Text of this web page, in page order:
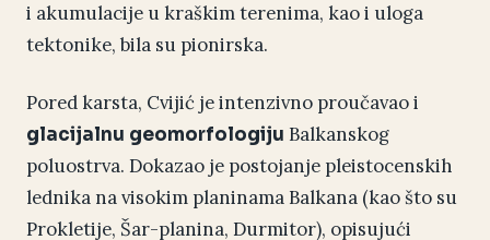
i akumulacije u kraškim terenima, kao i uloga
tektonike, bila su pionirska.
Pored karsta, Cvijić je intenzivno proučavao i
glacijalnu geomorfologiju Balkanskog
poluostrva. Dokazao je postojanje pleistocenskih
lednika na visokim planinama Balkana (kao što su
Prokletije, Šar-planina, Durmitor), opisujući